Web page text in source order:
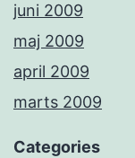
juni 2009
maj 2009
april 2009
marts 2009
Categories